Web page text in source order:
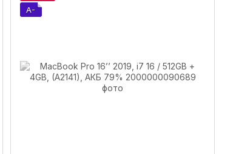
A-